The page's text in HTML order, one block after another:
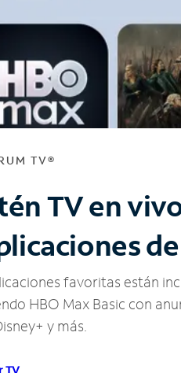
TV®
TV en
favoritas están
HBO Max Basic con
y más.